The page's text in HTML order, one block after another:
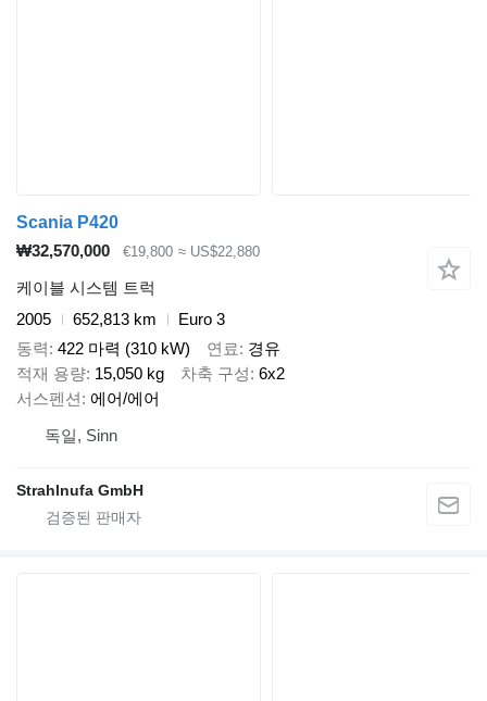
Scania P420
₩32,570,000
€19,800 ≈ US$22,880
케이블 시스템 트럭
2005
652,813 km
Euro 3
동력 422 마력 (310 kW) 연료
경유
적재 용량 15,050 kg 차축 구성 6x2
서스펜션 에어/에어
독일, Sinn
Strahlnufa GmbH